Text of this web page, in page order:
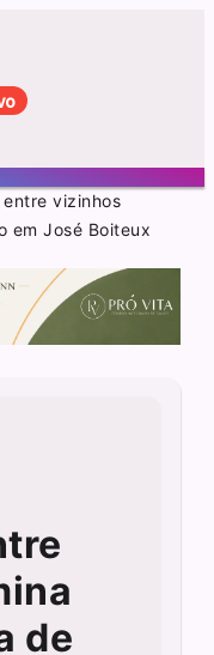
entre vizinhos
em José Boiteux
de